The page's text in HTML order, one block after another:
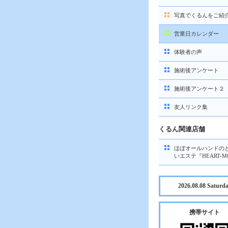
写真でくるんをご紹
営業日カレンダー
体験者の声
施術後アンケート
施術後アンケート２
友人リンク集
くるん関連店舗
ほぼオールハンドの
いエステ『HEART-
2026.08.08
携帯サイト